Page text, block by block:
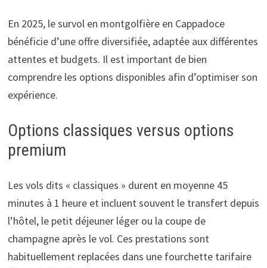
En 2025, le survol en montgolfière en Cappadoce
bénéficie d’une offre diversifiée, adaptée aux différentes
attentes et budgets. Il est important de bien
comprendre les options disponibles afin d’optimiser son
expérience.
Options classiques versus options
premium
Les vols dits « classiques » durent en moyenne 45
minutes à 1 heure et incluent souvent le transfert depuis
l’hôtel, le petit déjeuner léger ou la coupe de
champagne après le vol. Ces prestations sont
habituellement replacées dans une fourchette tarifaire